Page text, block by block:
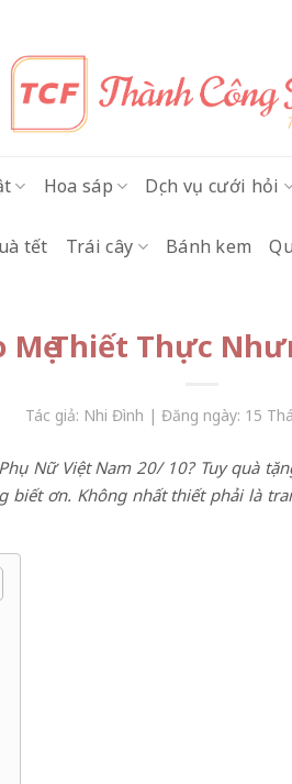
Hoa sáp Dịch vụ cưới hỏi
tết Trái cây Bánh kem
Mẹ Thiết Thực
Tác giả: Nhi Đình | Đăng ngày: 15
Nữ Việt Nam 20/ 10?Tuy quà
biết ơn. Không nhất thiết phải là